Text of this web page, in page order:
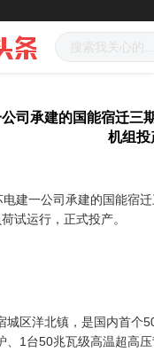
司承建的国能宿迁三
机组投
建一公司承建的国能宿
试运行，正式投产。
城区洋北镇，是国内首个
、1台50兆瓦级高温超高